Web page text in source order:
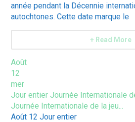
année pendant la Décennie
autochtones. Cette date marque le
+ Read More
Août
12
mer
Jour entierJournée Internationale
Journée Internationale de la jeu...
Août 12Jour entier